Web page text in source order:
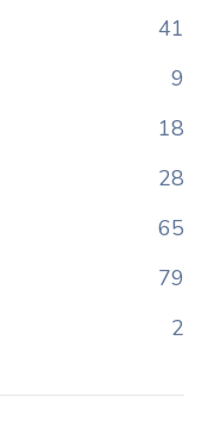
41
9
18
28
65
79
2